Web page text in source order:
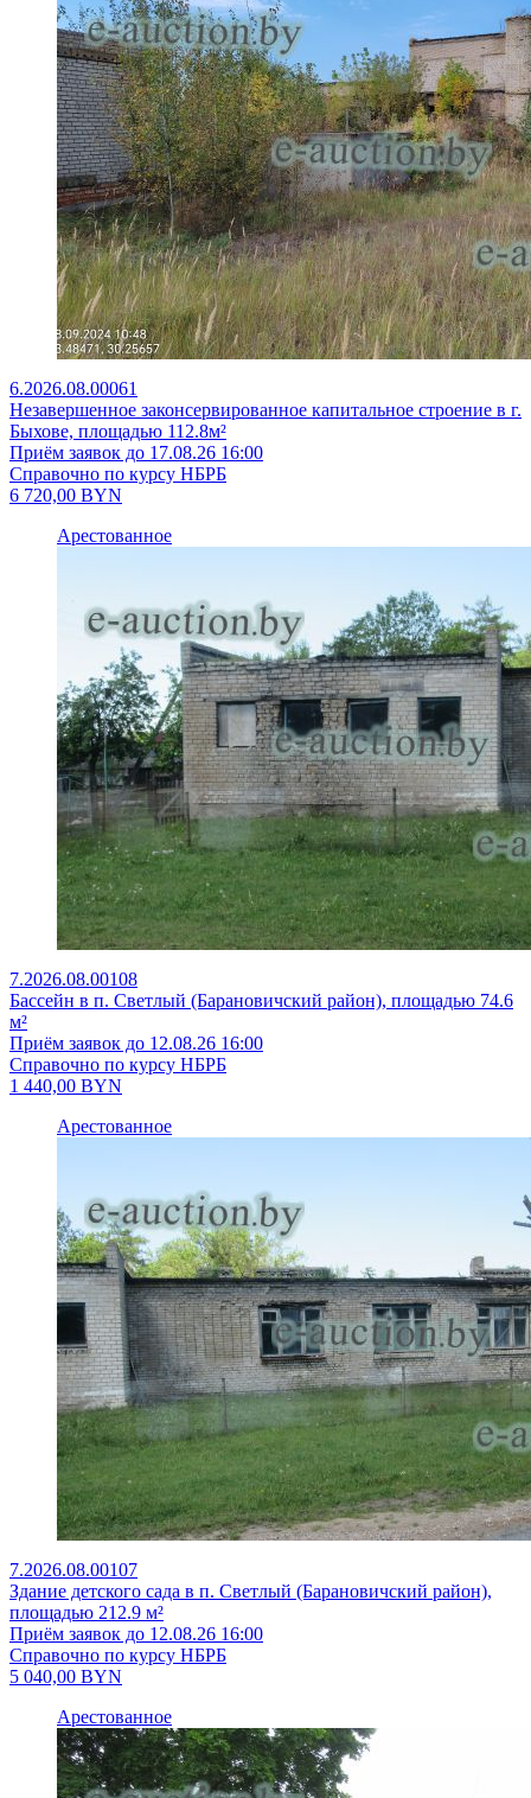
6.2026.08.00061
Незавершенное законсервированное капитальное строение в г.
Быхове, площадью 112.8м²
Приём заявок до 17.08.26 16:00
Справочно по курсу НБРБ
6 720,00 BYN
Арестованное
7.2026.08.00108
Бассейн в п. Светлый (Барановичский район), площадью 74.6
м²
Приём заявок до 12.08.26 16:00
Справочно по курсу НБРБ
1 440,00 BYN
Арестованное
7.2026.08.00107
Здание детского сада в п. Светлый (Барановичский район),
площадью 212.9 м²
Приём заявок до 12.08.26 16:00
Справочно по курсу НБРБ
5 040,00 BYN
Арестованное